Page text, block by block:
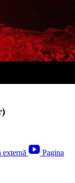
externă
Pagina